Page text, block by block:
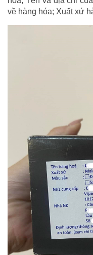
về hàng hóa; Xuất xứ